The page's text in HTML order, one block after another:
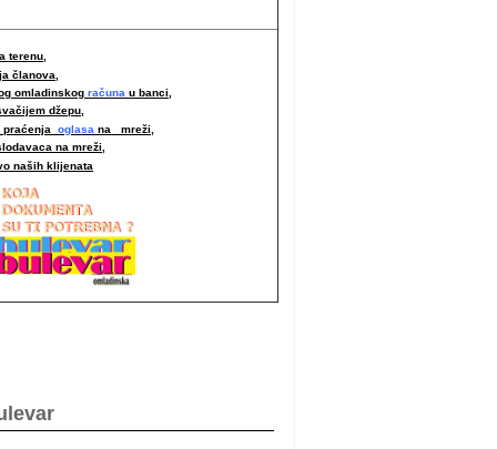
terenu,
članova,
omladinskog računa u banci,
džepu,
praćenja oglasa na mreži,
na mreži,
naših klijenata